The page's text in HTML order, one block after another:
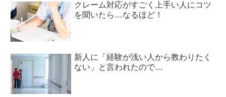
クレーム対応がすごく上手い人にコツ
を聞いたら…なるほど！
新人に「経験が浅い人から教わりたく
ない」と言われたので…